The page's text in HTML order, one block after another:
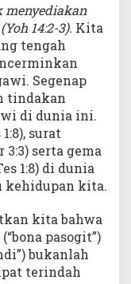
menyediakan
14:2-3). Kita
tengah
Segenap
tindakan
di dunia ini.
surat
serta gema
1:8) di dunia
kehidupan kita.
kita bahwa
pasogit”)
bukanlah
terindah